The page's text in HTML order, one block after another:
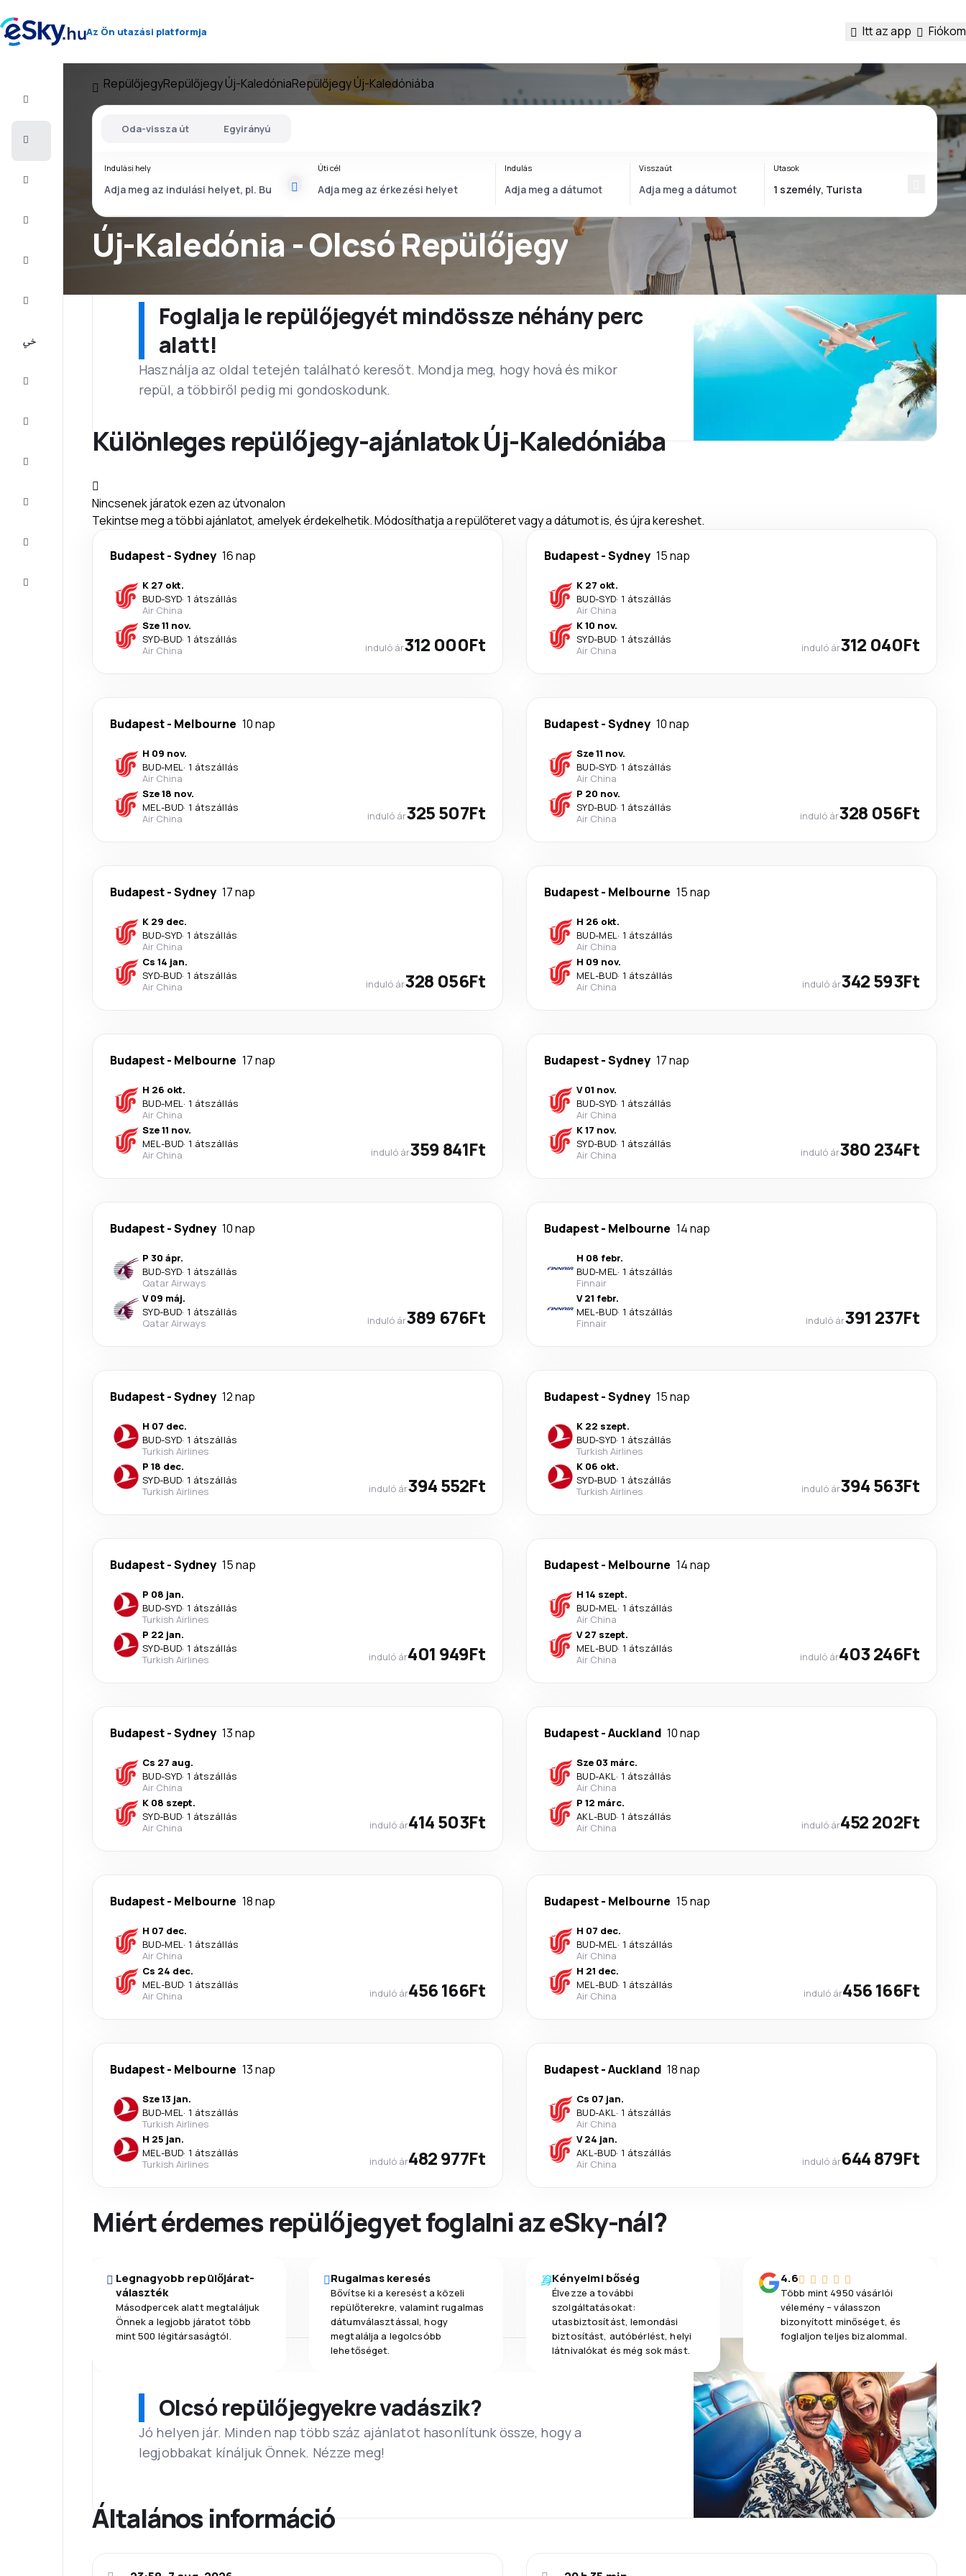
Az Ön utazási platformja Itt az app Fiókom
RepülőjegyRepülőjegy Új-KaledóniaRepülőjegy Új-Kaledóniába
Új-Kaledónia - Olcsó Repülőjegy
Oda-vissza út Egyirányú
Indulási hely Úti cél Indulás Visszaút Utasok
Foglalja le repülőjegyét mindössze néhány perc
alatt!
Használja az oldal tetején található keresőt. Mondja meg, hogy hová és mikor
repül, a többiről pedig mi gondoskodunk.
Különleges repülőjegy-ajánlatok Új-Kaledóniába
Nincsenek járatok ezen az útvonalon
Tekintse meg a többi ajánlatot, amelyek érdekelhetik. Módosíthatja a repülőteret vagy a dátumot is, és újra kereshet.
Budapest-Sydney 16 nap
K 27 okt.
BUD-SYD· 1 átszállás
Air China
Sze 11 nov.
SYD-BUD· 1 átszállás
Air China
induló ár312 000Ft
Budapest-Sydney 15 nap
K 27 okt.
BUD-SYD· 1 átszállás
Air China
K 10 nov.
SYD-BUD· 1 átszállás
Air China
induló ár312 040Ft
Budapest- Melbourne 10 nap
H 09 nov.
BUD-MEL· 1 átszállás
Air China
Sze 18 nov.
MEL-BUD· 1 átszállás
Air China
induló ár325 507Ft
Budapest-Sydney 10 nap
Sze 11 nov.
BUD-SYD· 1 átszállás
Air China
P 20 nov.
SYD-BUD· 1 átszállás
Air China
induló ár328 056Ft
Budapest-Sydney 17 nap
K 29 dec.
BUD-SYD· 1 átszállás
Air China
Cs 14 jan.
SYD-BUD· 1 átszállás
Air China
induló ár328 056Ft
Budapest- Melbourne 15 nap
H 26 okt.
BUD-MEL· 1 átszállás
Air China
H 09 nov.
MEL-BUD· 1 átszállás
Air China
induló ár342 593Ft
Budapest- Melbourne 17 nap
H 26 okt.
BUD-MEL· 1 átszállás
Air China
Sze 11 nov.
MEL-BUD· 1 átszállás
Air China
induló ár359 841Ft
Budapest-Sydney 17 nap
V 01 nov.
BUD-SYD· 1 átszállás
Air China
K 17 nov.
SYD-BUD· 1 átszállás
Air China
induló ár380 234Ft
Budapest-Sydney 10 nap
P 30 ápr.
BUD-SYD· 1 átszállás
Qatar Airways
V 09 máj.
SYD-BUD· 1 átszállás
Qatar Airways
induló ár389 676Ft
Budapest- Melbourne 14 nap
H 08 febr.
BUD-MEL· 1 átszállás
Finnair
V 21 febr.
MEL-BUD· 1 átszállás
Finnair
induló ár391 237Ft
Budapest-Sydney 12 nap
H 07 dec.
BUD-SYD· 1 átszállás
Turkish Airlines
P 18 dec.
SYD-BUD· 1 átszállás
Turkish Airlines
induló ár394 552Ft
Budapest-Sydney 15 nap
K 22 szept.
BUD-SYD· 1 átszállás
Turkish Airlines
K 06 okt.
SYD-BUD· 1 átszállás
Turkish Airlines
induló ár394 563Ft
Budapest-Sydney 15 nap
P 08 jan.
BUD-SYD· 1 átszállás
Turkish Airlines
P 22 jan.
SYD-BUD· 1 átszállás
Turkish Airlines
induló ár401 949Ft
Budapest- Melbourne 14 nap
H 14 szept.
BUD-MEL· 1 átszállás
Air China
V 27 szept.
MEL-BUD· 1 átszállás
Air China
induló ár403 246Ft
Budapest-Sydney 13 nap
Cs 27 aug.
BUD-SYD· 1 átszállás
Air China
K 08 szept.
SYD-BUD· 1 átszállás
Air China
induló ár414 503Ft
Budapest-Auckland 10 nap
Sze 03 márc.
BUD-AKL· 1 átszállás
Air China
P 12 márc.
AKL-BUD· 1 átszállás
Air China
induló ár452 202Ft
Budapest- Melbourne 18 nap
H 07 dec.
BUD-MEL· 1 átszállás
Air China
Cs 24 dec.
MEL-BUD· 1 átszállás
Air China
induló ár456 166Ft
Budapest- Melbourne 15 nap
H 07 dec.
BUD-MEL· 1 átszállás
Air China
H 21 dec.
MEL-BUD· 1 átszállás
Air China
induló ár456 166Ft
Budapest- Melbourne 13 nap
Sze 13 jan.
BUD-MEL· 1 átszállás
Turkish Airlines
H 25 jan.
MEL-BUD· 1 átszállás
Turkish Airlines
induló ár482 977Ft
Budapest-Auckland 18 nap
Cs 07 jan.
BUD-AKL· 1 átszállás
Air China
V 24 jan.
AKL-BUD· 1 átszállás
Air China
induló ár644 879Ft
Miért érdemes repülőjegyet foglalni az eSky-nál?
Legnagyobb repülőjárat-
választék
Másodpercek alatt megtaláljuk
Önnek a legjobb járatot több
mint 500 légitársaságtól.
Rugalmas keresés
Bővítse ki a keresést a közeli
repülőterekre, valamint rugalmas
dátumválasztással, hogy
megtalálja a legolcsóbb
lehetőséget.
Kényelmi bőség
Élvezze a további
szolgáltatásokat:
utasbiztosítást, lemondási
biztosítást, autóbérlést, helyi
látnivalókat és még sok mást.
4.6
Több mint 4950 vásárlói
vélemény – válasszon
bizonyított minőséget, és
foglaljon teljes bizalommal.
Olcsó repülőjegyekre vadászik?
Jó helyen jár. Minden nap több száz ajánlatot hasonlítunk össze, hogy a
legjobbakat kínáljuk Önnek. Nézze meg!
Általános információ